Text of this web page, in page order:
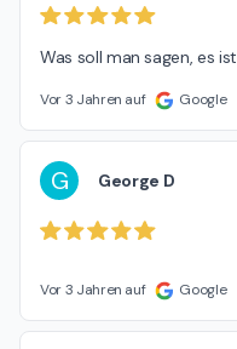
Was soll man sagen, es
Vor 3 Jahren auf Google
G George D
Vor 3 Jahren auf Google